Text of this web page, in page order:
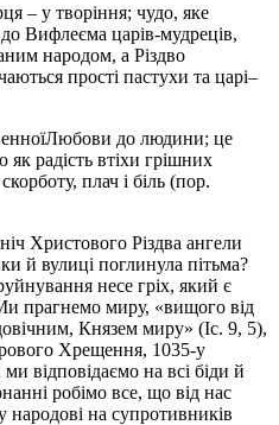
– у творіння; чудо, яке
Вифлеєма царів-мудреців,
народом, а Різдво
прості пастухи та царі–
до людини; це
радість втіхи грішних
плач і біль (пор.
Христового Різдва ангели
й вулиці поглинула пітьма?
несе гріх, який є
прагнемо миру, «вищого від
Князем миру» (Іс. 9, 5),
Хрещення, 1035-у
відповідаємо на всі біди й
робімо все, що від нас
народові на супротивників